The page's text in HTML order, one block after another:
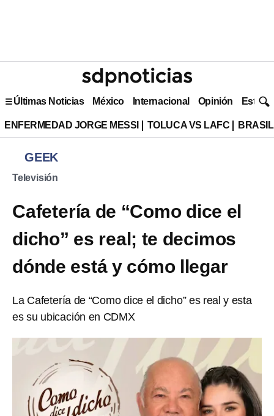
Últimas Noticias México Internacional Opinión Estilo
ENFERMEDAD JORGE MESSI TOLUCA VS LAFC
GEEK
Televisión
Cafetería de “Como dice el
dicho” es real; te decimos
dónde está y cómo llegar
La Cafetería de “Como dice el dicho” es real y esta
es su ubicación en CDMX